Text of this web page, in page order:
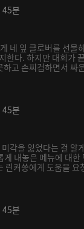
45분
네 잎 클로버를 선물
한다. 하지만 대회가
하고 손찌검하면서 싸
45분
각을 잃었다는 걸 알
게 내놓은 메뉴에 대한
린커쑹에게 도움을 요
45분